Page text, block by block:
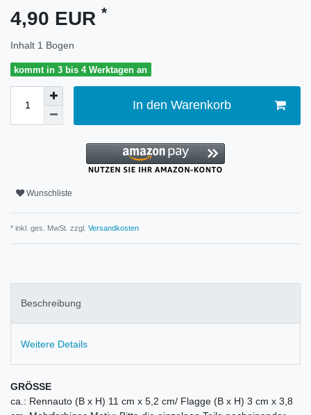
4,90 EUR *
Inhalt 1 Bogen
kommt in 3 bis 4 Werktagen an
In den Warenkorb
Wunschliste
* inkl. ges. MwSt. zzgl. Versandkosten
Beschreibung
Weitere Details
GRÖSSE
ca.: Rennauto (B x H) 11 cm x 5,2 cm/ Flagge (B x H) 3 cm x 3,8